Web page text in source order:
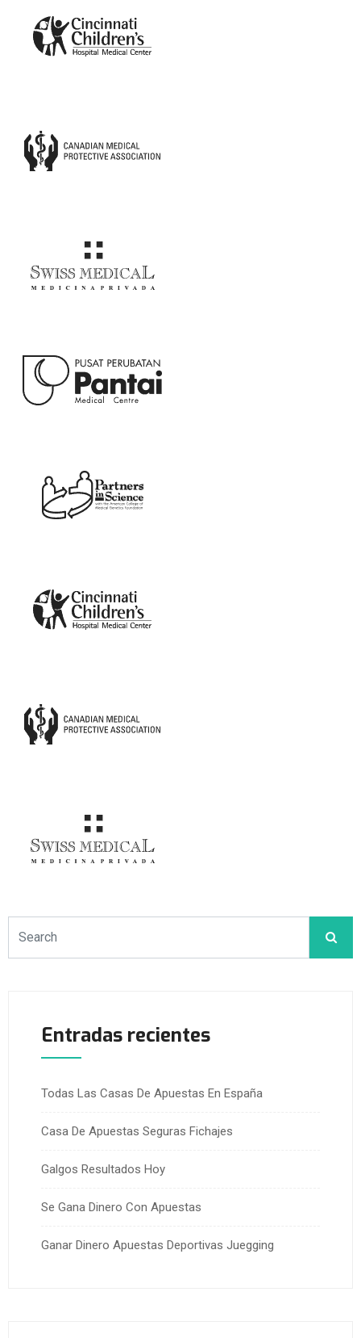
Entradas recientes
Todas Las Casas De Apuestas En España
Casa De Apuestas Seguras Fichajes
Galgos Resultados Hoy
Se Gana Dinero Con Apuestas
Ganar Dinero Apuestas Deportivas Juegging